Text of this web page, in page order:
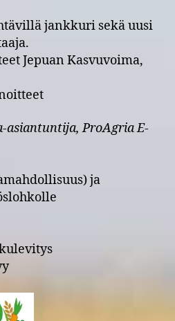
jankkuri sekä uusi
Jepuan Kasvuvoima,
asiantuntija, ProAgria E-
ja